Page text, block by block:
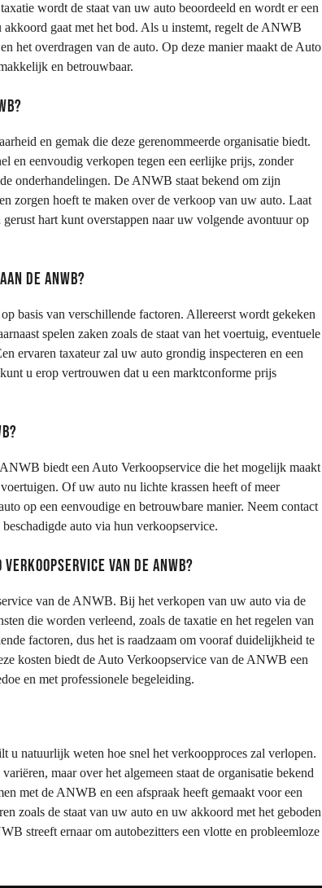
wordt de staat van uw auto beoordeeld en wordt er een
gaat met het bod. Als u instemt, regelt de ANWB
het overdragen van de auto. Op deze manier maakt de Auto
en betrouwbaar.
en gemak die deze gerenommeerde organisatie biedt.
eenvoudig verkopen tegen een eerlijke prijs, zonder
onderhandelingen. De ANWB staat bekend om zijn
zorgen hoeft te maken over de verkoop van uw auto. Laat
hart kunt overstappen naar uw volgende avontuur op
de ANWB?
basis van verschillende factoren. Allereerst wordt gekeken
spelen zaken zoals de staat van het voertuig, eventuele
ervaren taxateur zal uw auto grondig inspecteren en een
u erop vertrouwen dat u een marktconforme prijs
biedt een Auto Verkoopservice die het mogelijk maakt
Of uw auto nu lichte krassen heeft of meer
op een eenvoudige en betrouwbare manier. Neem contact
auto via hun verkoopservice.
van de ANWB?
van de ANWB. Bij het verkopen van uw auto via de
die worden verleend, zoals de taxatie en het regelen van
factoren, dus het is raadzaam om vooraf duidelijkheid te
kosten biedt de Auto Verkoopservice van de ANWB een
en met professionele begeleiding.
natuurlijk weten hoe snel het verkoopproces zal verlopen.
maar over het algemeen staat de organisatie bekend
met de ANWB en een afspraak heeft gemaakt voor een
zoals de staat van uw auto en uw akkoord met het geboden
streeft ernaar om autobezitters een vlotte en probleemloze